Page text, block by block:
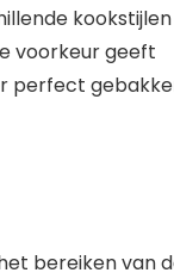
kookstijlen
voorkeur geeft
perfect
bereiken van